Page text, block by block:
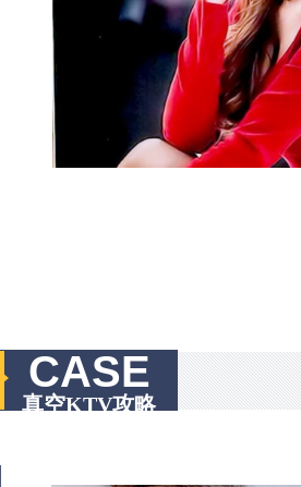
CASE
真空KTV攻略